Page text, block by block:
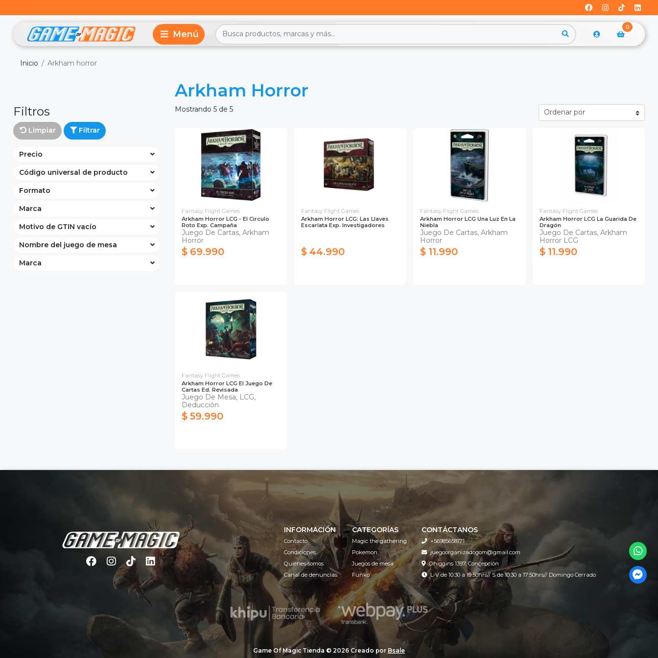
0
Inicio Arkham horror
Arkham Horror
Filtros
Limpiar Filtrar
Precio
Código universal de producto
Formato
Marca
Motivo de GTIN vacío
Nombre del juego de mesa
Marca
Mostrando 5 de 5
Fantasy Flight Games
Arkham Horror LCG - El Circulo
Roto Exp. Campaña
Juego De Cartas, Arkham
Horror
$ 69.990
Fantasy Flight Games
Arkham Horror LCG: Las Llaves
Escarlata Exp. Investigadores
$ 44.990
Fantasy Flight Games
Arkham Horror LCG Una Luz En La
Niebla
Juego De Cartas, Arkham
Horror
$ 11.990
Fantasy Flight Games
Arkham Horror LCG La Guarida De
Dragón
Juego De Cartas, Arkham
Horror LCG
$ 11.990
Fantasy Flight Games
Arkham Horror LCG El Juego De
Cartas Ed. Revisada
Juego De Mesa, LCG,
Deducción
$ 59.990
INFORMACIÓN
Contacto
Condiciones
Quiénes somos
Canal de denuncias
CATEGORÍAS
Magic the gathering
Pokemon
Juegos de mesa
Funko
CONTÁCTANOS
+56985658171
juegoorganizadogom@gmail.com
Ohiggins 1397, Concepción
L-V de 10:30 a 19:50hrs// S de 10:30 a 17:50hrs// Domingo Cerrado
Game Of Magic Tienda © 2026Creado por Bsale